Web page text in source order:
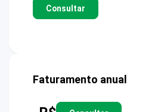
Consultar
Faturamento anual